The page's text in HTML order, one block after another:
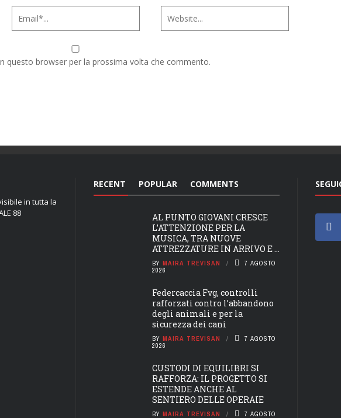
questo browser per la prossima volta che commento.
in tutta la
88
RECENT POPULAR COMMENTS
AL PUNTO GIOVANI CRESCE
L’ATTENZIONE PER LA
MUSICA, TRA NUOVE
ATTREZZATURE IN ARRIVO E ...
BY MAIRA TREVISAN
7 AGOSTO
2026
Federcaccia Fvg, controlli
rafforzati contro l’abbandono
degli animali e per la
sicurezza dei cani
BY MAIRA TREVISAN
7 AGOSTO
2026
CUSTODI DI EQUILIBRI SI
RAFFORZA: IL PROGETTO SI
ESTENDE ANCHE AL
SENTIERO DELLE OPERAIE
BY MAIRA TREVISAN
7 AGOSTO